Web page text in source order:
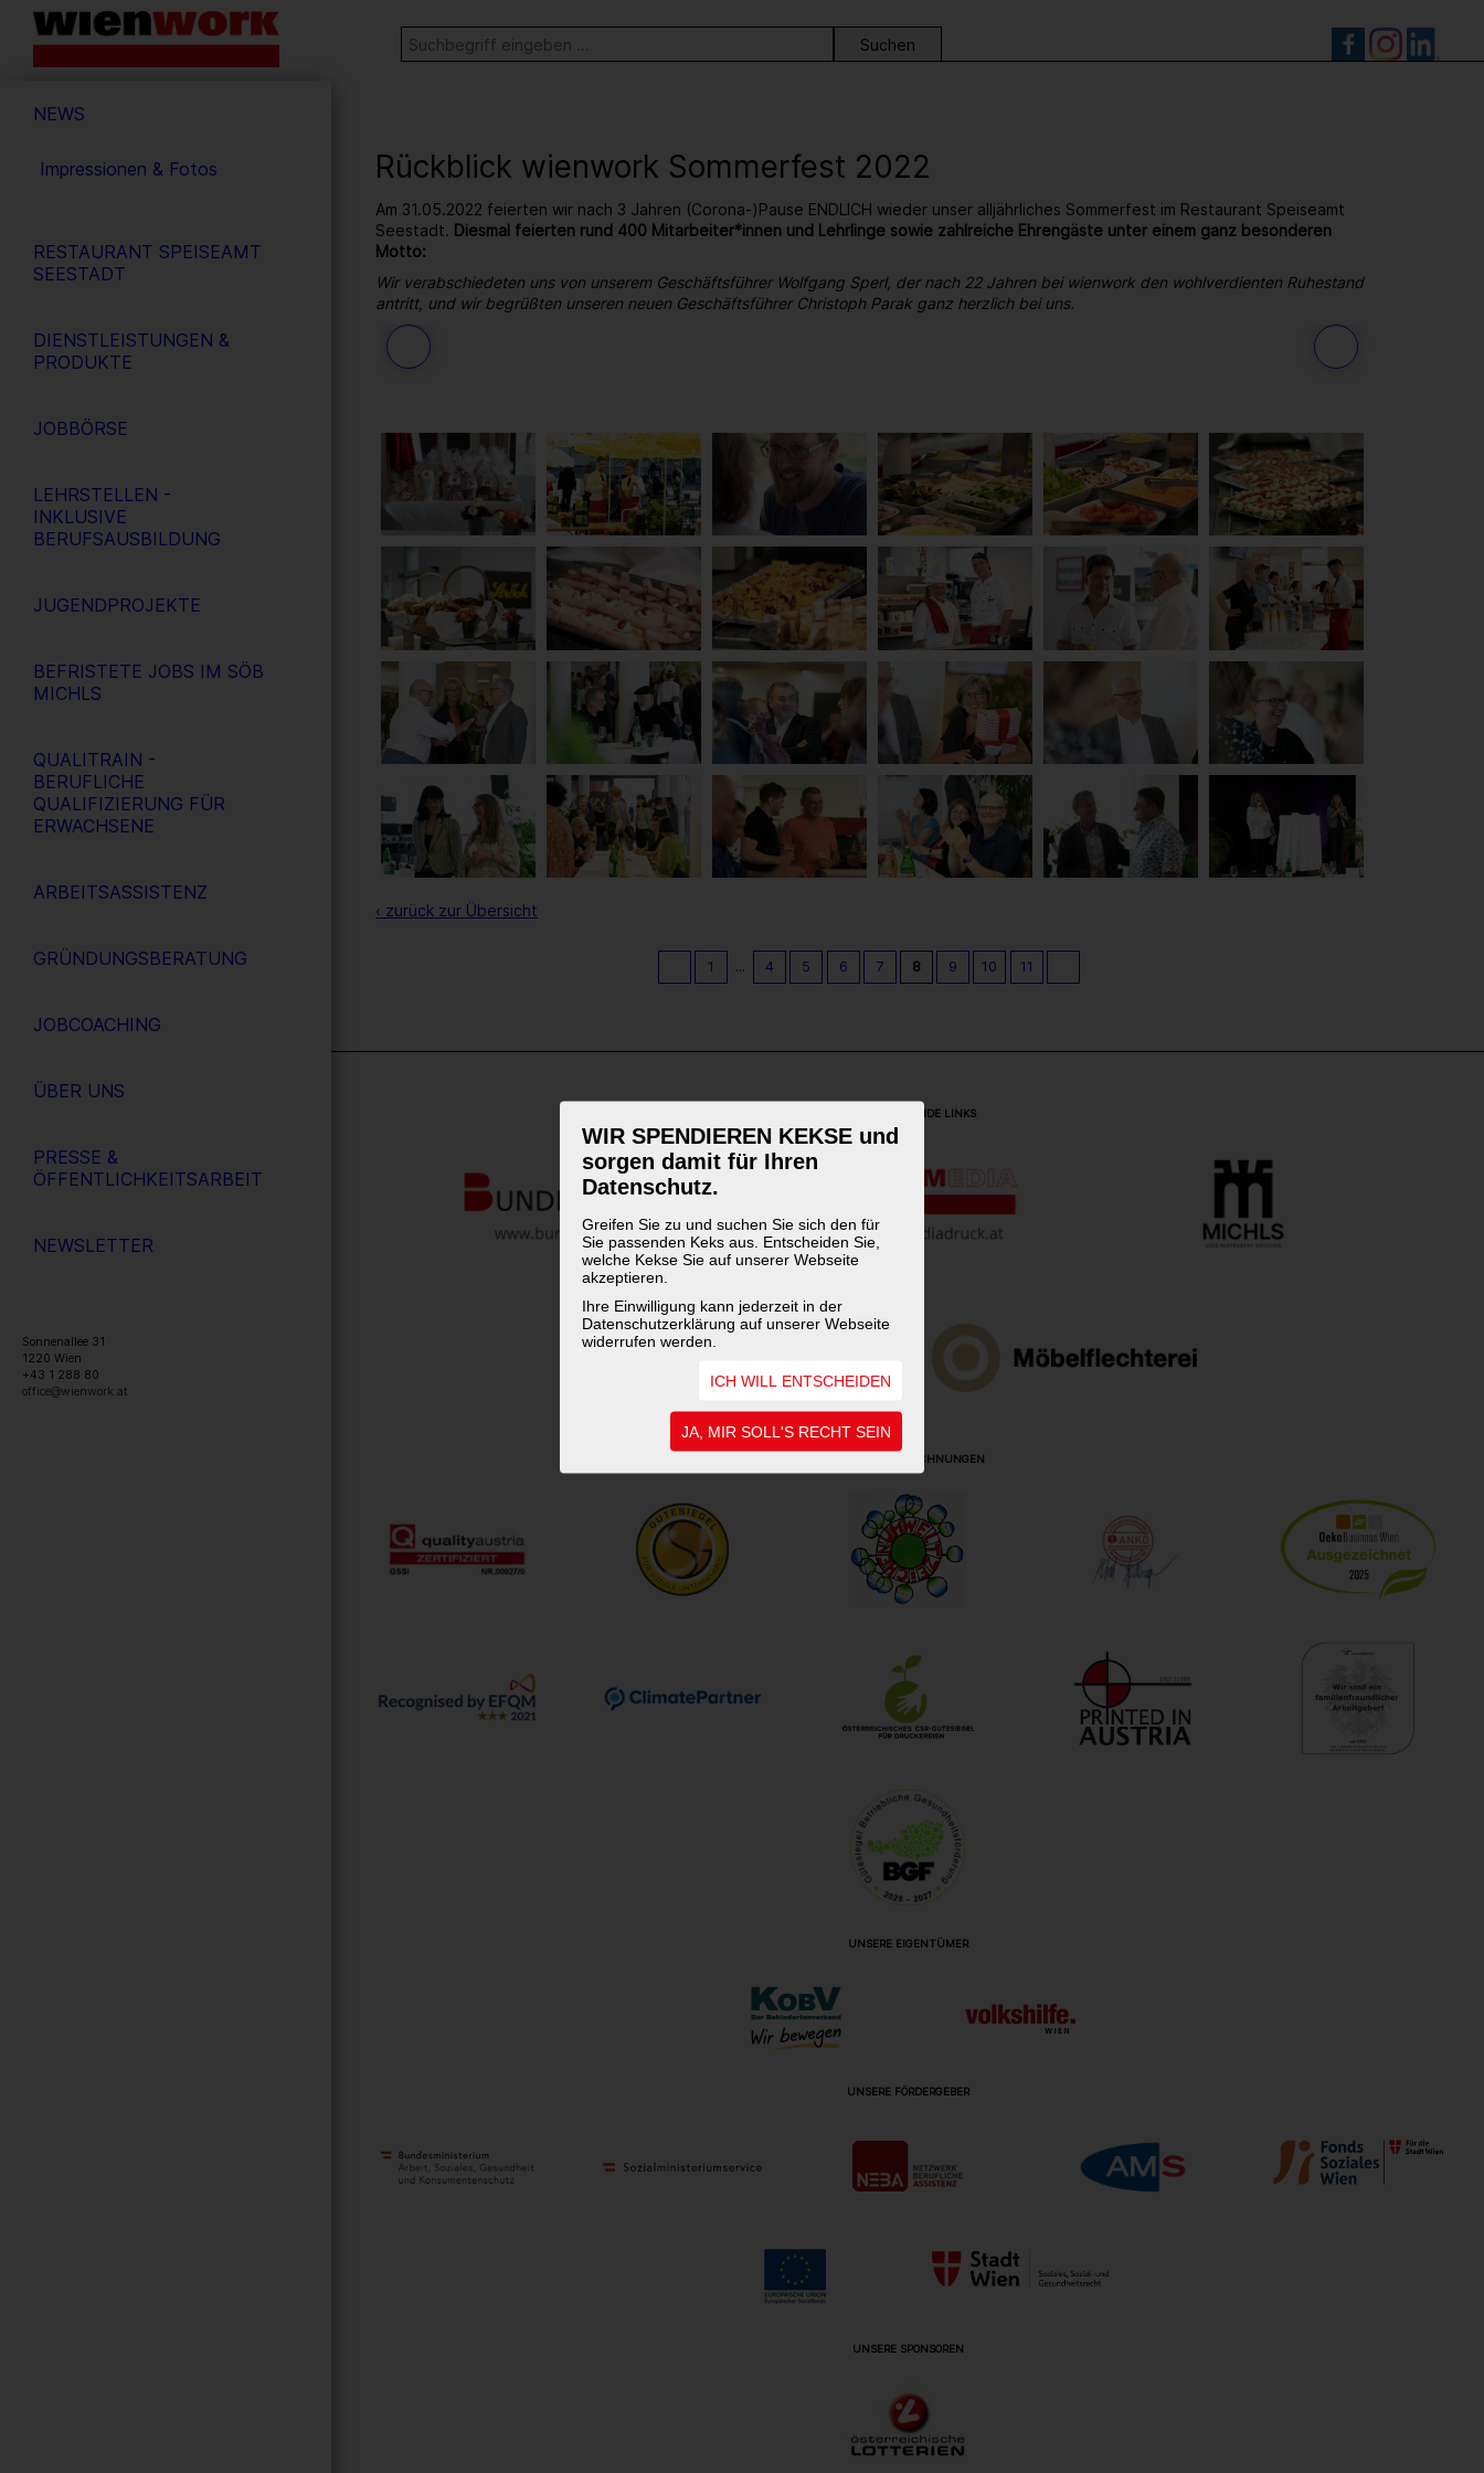
WIR SPENDIEREN KEKSE und
sorgen damit für Ihren
Datenschutz.
Greifen Sie zu und suchen Sie sich den für
Sie passenden Keks aus. Entscheiden Sie,
welche Kekse Sie auf unserer Webseite
akzeptieren.
Ihre Einwilligung kann jederzeit in der
Datenschutzerklärung auf unserer Webseite
widerrufen werden.
ICH WILL ENTSCHEIDEN
JA, MIR SOLL'S RECHT SEIN
Barrierefreie
Bedienung
Webseite
Stichwortsuche
SUCHE
NEWS
Impressionen & Fotos
RESTAURANT SPEISEAMT
SEESTADT
DIENSTLEISTUNGEN &
PRODUKTE
JOBBÖRSE
LEHRSTELLEN -
INKLUSIVE
BERUFSAUSBILDUNG
JUGENDPROJEKTE
BEFRISTETE JOBS IM SÖB
MICHLS
QUALITRAIN -
BERUFLICHE
QUALIFIZIERUNG FÜR
ERWACHSENE
ARBEITSASSISTENZ
GRÜNDUNGSBERATUNG
JOBCOACHING
ÜBER UNS
PRESSE &
ÖFFENTLICHKEITSARBEIT
NEWSLETTER
Sonnenallee 31
1220 Wien
+43 1 288 80
office@wienwork.at
Rückblick wienwork Sommerfest 2022
Am 31.05.2022 feierten wir nach 3 Jahren (Corona-)Pause ENDLICH wieder unser alljährliches Sommerfest im Restaurant Speiseamt
Seestadt. Diesmal feierten rund 400 Mitarbeiter*innen und Lehrlinge sowie zahlreiche Ehrengäste unter einem ganz besonderen
Motto:
Wir verabschiedeten uns von unserem Geschäftsführer Wolfgang Sperl, der nach 22 Jahren bei wienwork den wohlverdienten Ruhestand
antritt, und wir begrüßten unseren neuen Geschäftsführer Christoph Parak ganz herzlich bei uns.
189 / 264
‹ zurück zur Übersicht
1 ... 4 5 6 7 8 9 10 11
WEITERFÜHRENDE LINKS
UNSERE AUSZEICHNUNGEN
UNSERE EIGENTÜMER
UNSERE FÖRDERGEBER
UNSERE SPONSOREN